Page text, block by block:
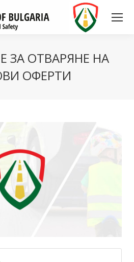
ЗА ОТВАРЯНЕ НА
ОФЕРТИ